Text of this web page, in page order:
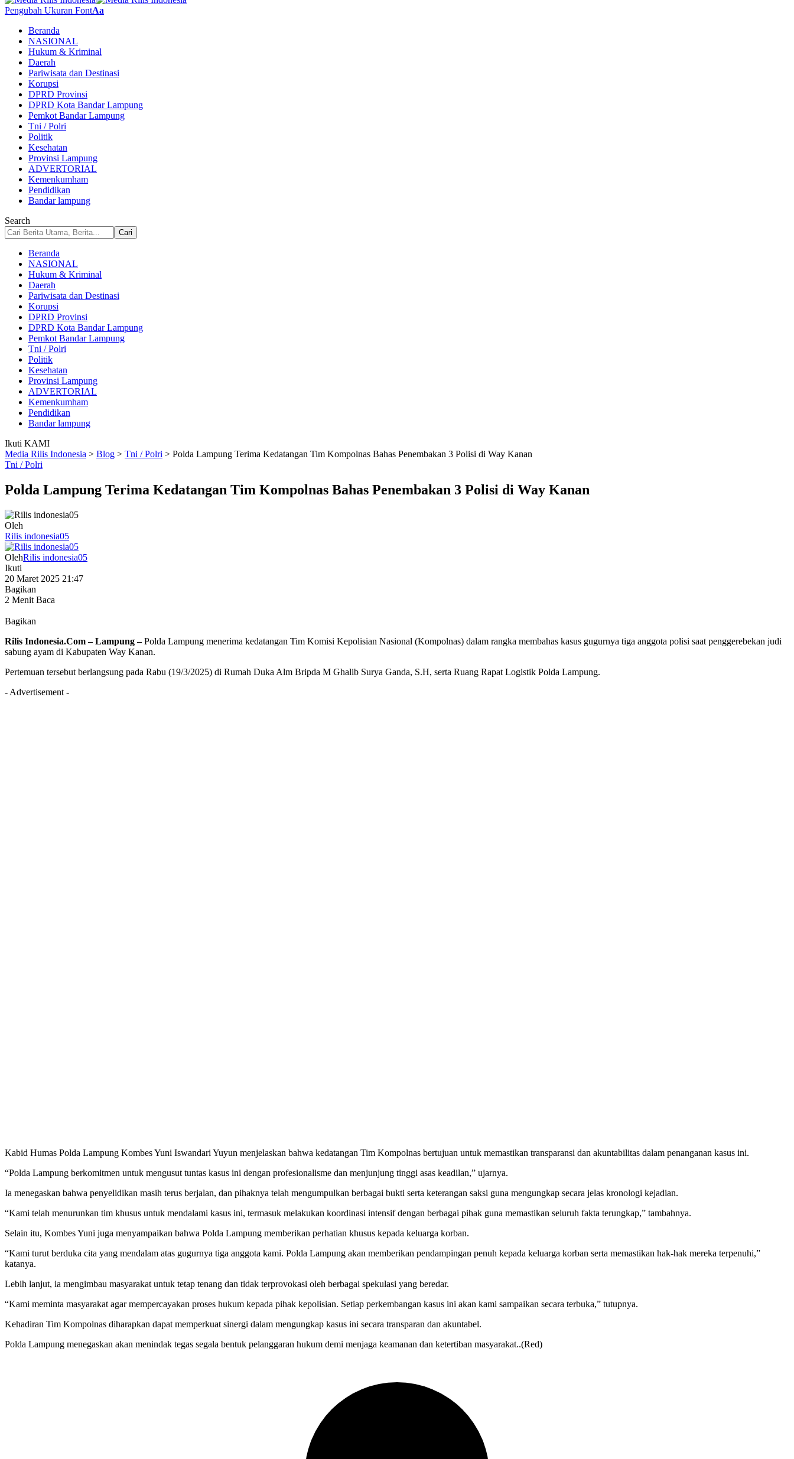
Pengubah Ukuran FontAa
Beranda
NASIONAL
Hukum & Kriminal
Daerah
Pariwisata dan Destinasi
Korupsi
DPRD Provinsi
DPRD Kota Bandar Lampung
Pemkot Bandar Lampung
Tni / Polri
Politik
Kesehatan
Provinsi Lampung
ADVERTORIAL
Kemenkumham
Pendidikan
Bandar lampung
Search
Beranda
NASIONAL
Hukum & Kriminal
Daerah
Pariwisata dan Destinasi
Korupsi
DPRD Provinsi
DPRD Kota Bandar Lampung
Pemkot Bandar Lampung
Tni / Polri
Politik
Kesehatan
Provinsi Lampung
ADVERTORIAL
Kemenkumham
Pendidikan
Bandar lampung
Ikuti KAMI
Media Rilis Indonesia > Blog > Tni / Polri > Polda Lampung Terima Kedatangan Tim Kompolnas Bahas Penembakan 3 Polisi di Way Kanan
Tni / Polri
Polda Lampung Terima Kedatangan Tim Kompolnas Bahas Penembakan 3 Polisi di Way Kanan
Oleh
Rilis indonesia05
OlehRilis indonesia05
Ikuti
20 Maret 2025 21:47
Bagikan
2 Menit Baca
Bagikan
Rilis Indonesia.Com – Lampung –Polda Lampung menerima kedatangan Tim Komisi Kepolisian Nasional (Kompolnas) dalam rangka membahas kasus gugurnya tiga anggota polisi saat penggerebekan judi
sabung ayam di Kabupaten Way Kanan.
Pertemuan tersebut berlangsung pada Rabu (19/3/2025) di Rumah Duka Alm Bripda M Ghalib Surya Ganda, S.H, serta Ruang Rapat Logistik Polda Lampung.
- Advertisement -
Kabid Humas Polda Lampung Kombes Yuni Iswandari Yuyun menjelaskan bahwa kedatangan Tim Kompolnas bertujuan untuk memastikan transparansi dan akuntabilitas dalam penanganan kasus ini.
“Polda Lampung berkomitmen untuk mengusut tuntas kasus ini dengan profesionalisme dan menjunjung tinggi asas keadilan,” ujarnya.
Ia menegaskan bahwa penyelidikan masih terus berjalan, dan pihaknya telah mengumpulkan berbagai bukti serta keterangan saksi guna mengungkap secara jelas kronologi kejadian.
“Kami telah menurunkan tim khusus untuk mendalami kasus ini, termasuk melakukan koordinasi intensif dengan berbagai pihak guna memastikan seluruh fakta terungkap,” tambahnya.
Selain itu, Kombes Yuni juga menyampaikan bahwa Polda Lampung memberikan perhatian khusus kepada keluarga korban.
“Kami turut berduka cita yang mendalam atas gugurnya tiga anggota kami. Polda Lampung akan memberikan pendampingan penuh kepada keluarga korban serta memastikan hak-hak mereka terpenuhi,”
katanya.
Lebih lanjut, ia mengimbau masyarakat untuk tetap tenang dan tidak terprovokasi oleh berbagai spekulasi yang beredar.
“Kami meminta masyarakat agar mempercayakan proses hukum kepada pihak kepolisian. Setiap perkembangan kasus ini akan kami sampaikan secara terbuka,” tutupnya.
Kehadiran Tim Kompolnas diharapkan dapat memperkuat sinergi dalam mengungkap kasus ini secara transparan dan akuntabel.
Polda Lampung menegaskan akan menindak tegas segala bentuk pelanggaran hukum demi menjaga keamanan dan ketertiban masyarakat..(Red)